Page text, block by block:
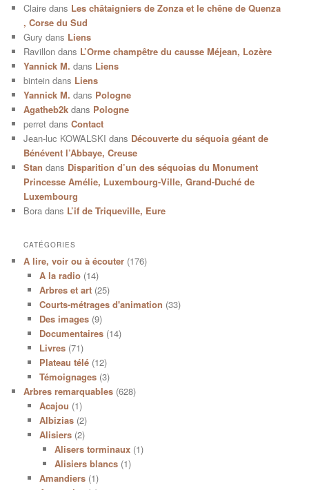
Claire dans Les châtaigniers de Zonza et le chêne de Quenza
, Corse du Sud
Gury dans Liens
Ravillon dans L’Orme champêtre du causse Méjean, Lozère
Yannick M. dans Liens
bintein dans Liens
Yannick M. dans Pologne
Agatheb2k dans Pologne
perret dansContact
Jean-luc KOWALSKI dans Découverte du séquoia géant de
Bénévent l’Abbaye, Creuse
Stan dans Disparition d’un des séquoias du Monument
Princesse Amélie, Luxembourg-Ville, Grand-Duché de
Luxembourg
Bora dans L’if de Triqueville, Eure
CATÉGORIES
A lire, voir ou à écouter (176)
A la radio(14)
Arbres et art(25)
Courts-métrages d'animation (33)
Des images(9)
Documentaires(14)
Livres(71)
Plateau télé(12)
Témoignages(3)
Arbres remarquables (628)
Acajou (1)
Albizias(2)
Alisiers(2)
Alisers torminaux (1)
Alisiers blancs (1)
Amandiers(1)